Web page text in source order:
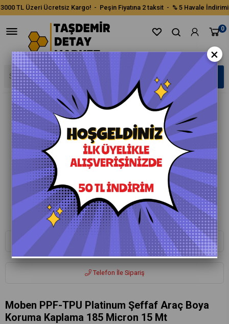
3000 TL Üzeri Ücretsiz Kargo! - Peşin Fiyatına 2 taksit - % 5 Havale İndirimi
0
›
Whatsapp ile Sipariş
Telefon İle Sipariş
Moben PPF-TPU Platinum Şeffaf Araç Boya
Koruma Kaplama 185 Micron 15 Mt
×